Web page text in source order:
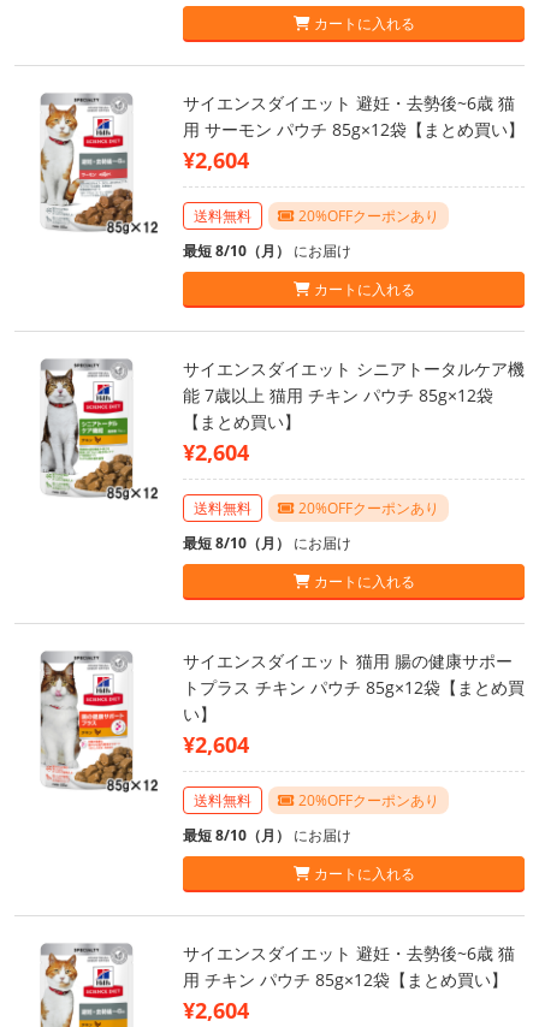
カートに入れる
サイエンスダイエット 避妊・去勢後~6歳 猫
用 サーモン パウチ 85g×12袋【まとめ買い】
¥2,604
送料無料
20%OFFクーポンあり
最短 8/10（月） にお届け
カートに入れる
サイエンスダイエット シニアトータルケア機
能 7歳以上 猫用 チキン パウチ 85g×12袋
【まとめ買い】
¥2,604
送料無料
20%OFFクーポンあり
最短 8/10（月） にお届け
カートに入れる
サイエンスダイエット 猫用 腸の健康サポー
トプラス チキン パウチ 85g×12袋【まとめ買
い】
¥2,604
送料無料
20%OFFクーポンあり
最短 8/10（月） にお届け
カートに入れる
サイエンスダイエット 避妊・去勢後~6歳 猫
用 チキン パウチ 85g×12袋【まとめ買い】
¥2,604